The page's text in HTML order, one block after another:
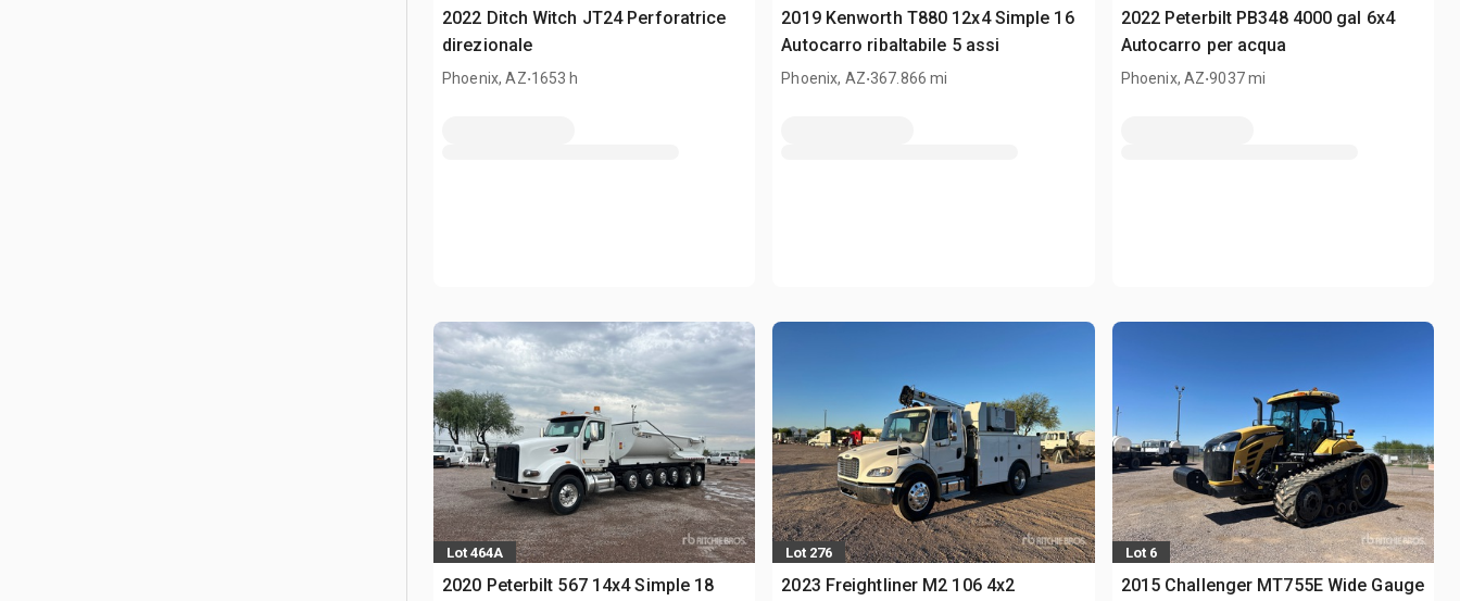
2022 Ditch Witch JT24 Perforatrice
direzionale
Phoenix, AZ.1653 h
2019 Kenworth T880 12x4 Simple 16
Autocarro ribaltabile 5 assi
Phoenix, AZ.367.866 mi
2022 Peterbilt PB348 4000 gal 6x4
Autocarro per acqua
Phoenix, AZ.9037 mi
Lot 464A
2020 Peterbilt 567 14x4 Simple 18
Lot 276
2023 Freightliner M2 106 4x2
Lot 6
2015 Challenger MT755E Wide Gauge